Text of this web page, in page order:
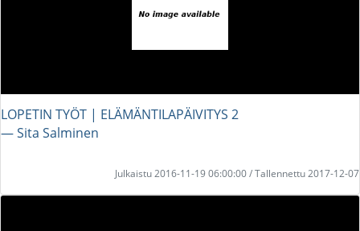
LOPETIN TYÖT | ELÄMÄNTILAPÄIVITYS 2
― Sita Salminen
Julkaistu 2016-11-19 06:00:00 / Tallennettu 2017-12-07